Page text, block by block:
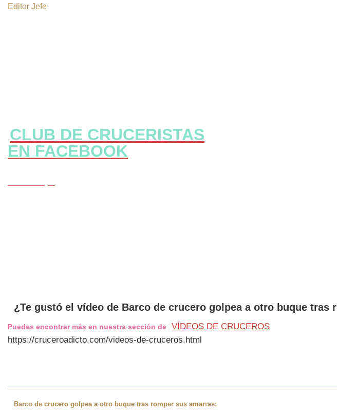
Editor Jefe
CLUB DE CRUCERISTAS
EN FACEBOOK
¿Te gustó el vídeo de Barco de crucero golpea a otro buque tras
Puedes encontrar más en nuestra sección de
VÍDEOS DE CRUCEROS
https://cruceroadicto.com/videos-de-cruceros.html
Barco de crucero golpea a otro buque tras romper sus amarras: